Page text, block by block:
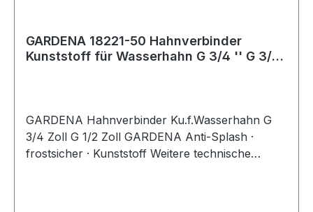
GARDENA 18221-50 Hahnverbinder
Kunststoff für Wasserhahn G 3/4 '' G 3/4
GARDENA Hahnverbinder Ku.f.Wasserhahn G
3/4 Zoll G 1/2 Zoll GARDENA Anti-Splash ·
frostsicher · Kunststoff Weitere technische